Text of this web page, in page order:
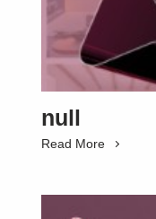
null
Read More